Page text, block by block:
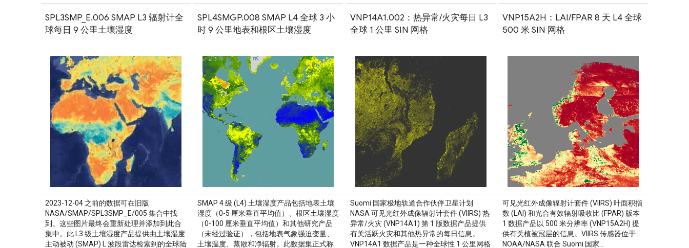
SPL3SMP_E.006 SMAP L3 辐射计全
球每日 9 公里土壤湿度
2023-12-04 之前的数据可在旧版
NASA/SMAP/SPL3SMP_E/005 集合中找
到。这些图片最终会重新处理并添加到此合
集中。此 L3 级土壤湿度产品提供由土壤湿度
主动被动 (SMAP) L 波段雷达检索到的全球陆
SPL4SMGP.008 SMAP L4 全球 3 小
时 9 公里地表和根区土壤湿度
SMAP 4 级 (L4) 土壤湿度产品包括地表土壤
湿度（0-5 厘米垂直平均值）、根区土壤湿度
（0-100 厘米垂直平均值）和其他研究产品
（未经过验证），包括地表气象强迫变量、
土壤温度、蒸散和净辐射。此数据集正式称
VNP14A1.002：热异常/火灾每日 L3
全球 1 公里 SIN 网格
Suomi 国家极地轨道合作伙伴卫星计划
NASA 可见光红外成像辐射计套件 (VIIRS) 热
异常/火灾 (VNP14A1) 第 1 版数据产品提供
有关活跃火灾和其他热异常的每日信息。
VNP14A1 数据产品是一种全球性 1 公里网格
VNP15A2H：LAI/FPAR 8 天 L4 全球
500 米 SIN 网格
可见光红外成像辐射计套件 (VIIRS) 叶面积指
数 (LAI) 和光合有效辐射吸收比 (FPAR) 版本
1 数据产品以 500 米分辨率 (VNP15A2H) 提
供有关植被冠层的信息。VIIRS 传感器位于
NOAA/NASA 联合 Suomi 国家…